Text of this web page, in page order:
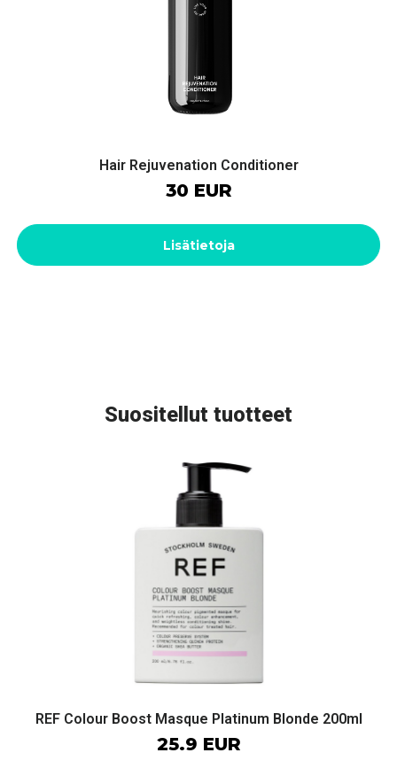
Hair Rejuvenation Conditioner
30 EUR
Lisätietoja
Suositellut tuotteet
REF Colour Boost Masque Platinum Blonde 200ml
25.9 EUR